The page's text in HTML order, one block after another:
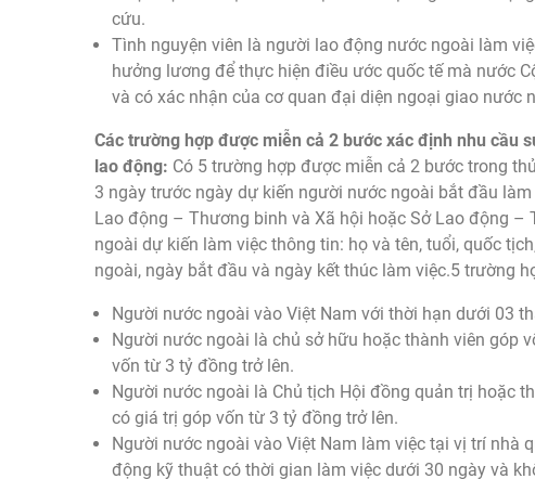
cứu.
Tình nguyện viên là người lao động nước ngoài làm
hưởng lương để thực hiện điều ước quốc tế mà nước
và có xác nhận của cơ quan đại diện ngoại giao nước
Các trường hợp được miễn cả 2 bước xác định nhu cầu
lao động: Có 5 trường hợp được miễn cả 2 bước trong
3 ngày trước ngày dự kiến người nước ngoài bắt đầu
Lao động – Thương binh và Xã hội hoặc Sở Lao động
ngoài dự kiến làm việc thông tin: họ và tên, tuổi, quốc
ngoài, ngày bắt đầu và ngày kết thúc làm việc.5 trường
Người nước ngoài vào Việt Nam với thời hạn dưới 03
Người nước ngoài là chủ sở hữu hoặc thành viên góp
vốn từ 3 tỷ đồng trở lên.
Người nước ngoài là Chủ tịch Hội đồng quản trị hoặc
có giá trị góp vốn từ 3 tỷ đồng trở lên.
Người nước ngoài vào Việt Nam làm việc tại vị trí nhà
động kỹ thuật có thời gian làm việc dưới 30 ngày và